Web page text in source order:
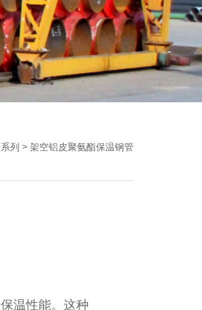
列 > 架空铝皮聚氨酯保温钢管
温性能。这种